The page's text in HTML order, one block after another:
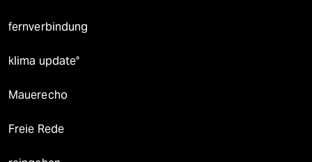
fernverbindung
klima update°
Mauerecho
Freie Rede